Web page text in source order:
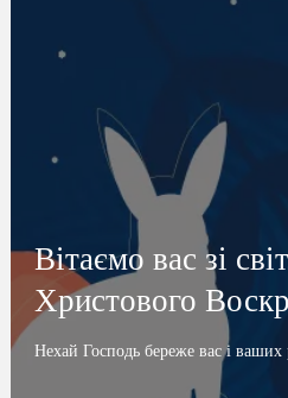
Вітаємо вас зі
Христового
Нехай Господь береже вас і ваших